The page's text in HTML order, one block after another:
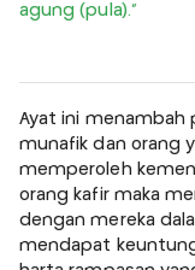
agung (pula).”
Ayat ini menambah
munafik dan orang
memperoleh
orang kafir maka
dengan mereka
mendapat